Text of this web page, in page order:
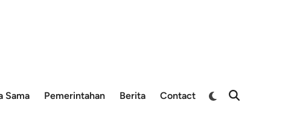
Sama Pemerintahan Berita Contact
Switch
Open